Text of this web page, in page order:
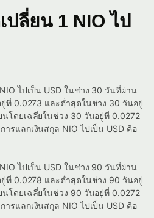
ปลี่ยน 1 NIO ไป
ไปเป็น USD ในช่วง 30 วันที่ผ่าน
ที่ 0.0273 และต่ำสุดในช่วง 30 วันอยู่
โดยเฉลี่ยในช่วง 30 วันอยู่ที่ 0.0272
รแลกเงินสกุล NIO ไปเป็น USD คือ
ไปเป็น USD ในช่วง 90 วันที่ผ่าน
ที่ 0.0278 และต่ำสุดในช่วง 90 วันอยู่
โดยเฉลี่ยในช่วง 90 วันอยู่ที่ 0.0272
รแลกเงินสกุล NIO ไปเป็น USD คือ